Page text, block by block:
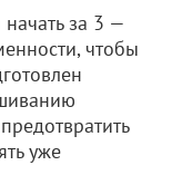
за 3 —
чтобы
уже